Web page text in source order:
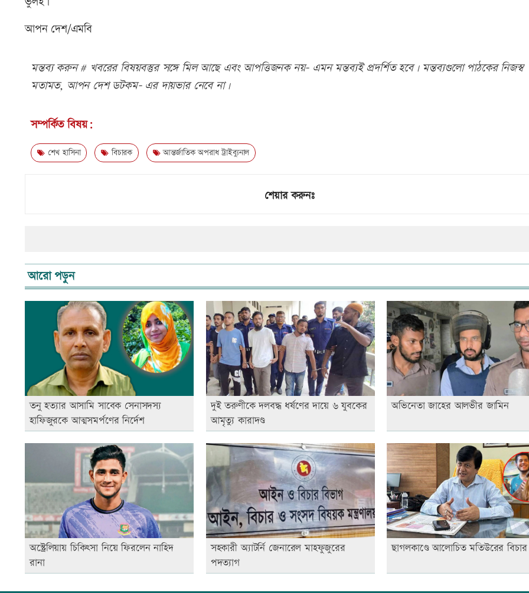
আপন দেশ/এমবি
মন্তব্য করুন # খবরের বিষয়বস্তুর সঙ্গে মিল আছে এবং আপত্তিজনক নয়- এমন মন্তব্যই প্রদর্শিত হবে। মন্তব্যগুলো পাঠকের নিজস্ব
মতামত, আপন দেশ ডটকম- এর দায়ভার নেবে না।
সম্পর্কিত বিষয়:
শেখ হাসিনা বিচারক আন্তর্জাতিক অপরাধ ট্রাইব্যুনাল
শেয়ার করুনঃ
আরো পড়ুন
তনু হত্যার আসামি সাবেক সেনাসদস্য
হাফিজুরকে আত্মসমর্পণের নির্দেশ
দুই তরুণীকে দলবদ্ধ ধর্ষণের দায়ে ৬ যুবকের
আমৃত্যু কারাদণ্ড
অভিনেতা জাহের আলভীর জামিন
অস্ট্রেলিয়ায় চিকিৎসা নিয়ে ফিরলেন নাহিদ
রানা
সহকারী অ্যাটর্নি জেনারেল মাহফুজুরের
পদত্যাগ
ছাগলকাণ্ডে আলোচিত মতিউরের